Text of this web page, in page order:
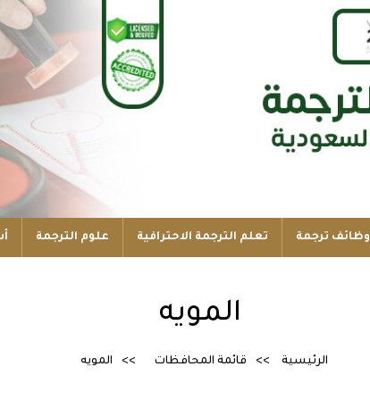
وظائف ترجمة تعلم الترجمة الاحترافية علوم الترجمة
المويه
الرئيسية قائمة المحافظات المويه